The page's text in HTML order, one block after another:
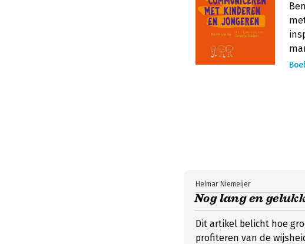
Nog lang en
Helmar Niemeijer
Dit artikel belicht hoe
profiteren van de